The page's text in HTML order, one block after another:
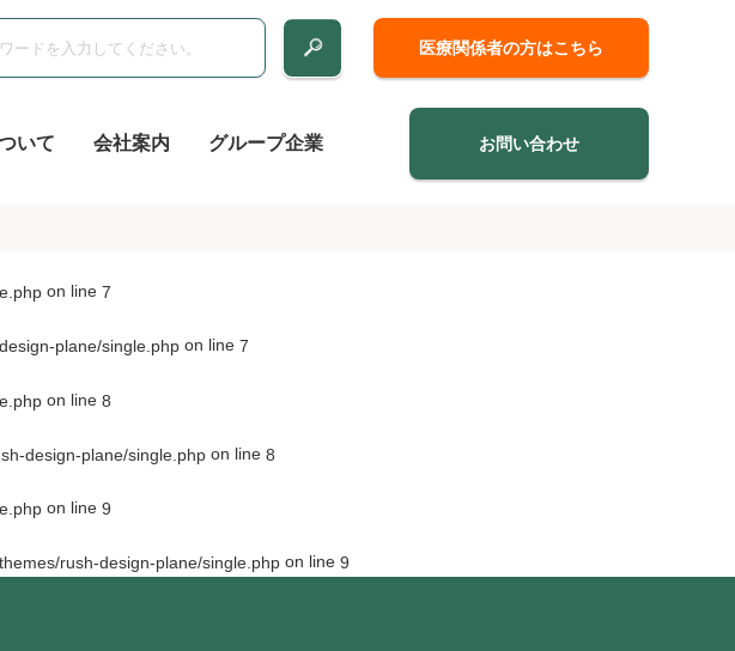
医療関係者の方はこちら
いて 会社案内 グループ企業 お問い合わせ
on line 7
plane/single.php on line 7
on line 8
design-plane/single.php on line 8
on line 9
rush-design-plane/single.php on line 9